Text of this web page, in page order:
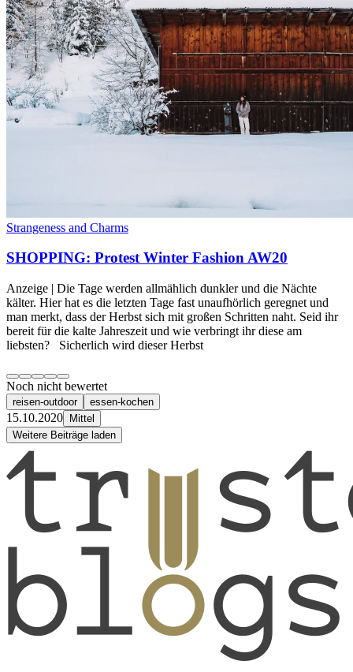
Strangeness and Charms
SHOPPING: Protest Winter Fashion AW20
Anzeige | Die Tage werden allmählich dunkler und die Nächte
kälter. Hier hat es die letzten Tage fast unaufhörlich geregnet und
man merkt, dass der Herbst sich mit großen Schritten naht. Seid ihr
bereit für die kalte Jahreszeit und wie verbringt ihr diese am
liebsten? Sicherlich wird dieser Herbst
Noch nicht bewertet
reisen-outdoor essen-kochen
15.10.2020
Mittel
Weitere Beiträge laden